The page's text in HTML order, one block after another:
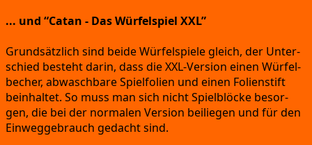
... und “Catan - Das Würfelspiel XXL”
Grund­sätz­lich sind bei­de Wür­fel­spie­le gleich, der Unter­
schied besteht dar­in, dass die XXL-Ver­si­on einen Wür­fel­
be­cher, abwasch­ba­re Spiel­fo­li­en und einen Foli­en­stift
beinhal­tet. So muss man sich nicht Spiel­blö­cke besor­
gen, die bei der nor­ma­len Ver­si­on bei­lie­gen und für den
Ein­weg­ge­brauch gedacht sind.